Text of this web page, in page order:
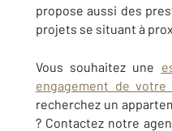
propose aussi des
projets se situant à
Vous souhaitez une
engagement de
recherchez un
? Contactez notre